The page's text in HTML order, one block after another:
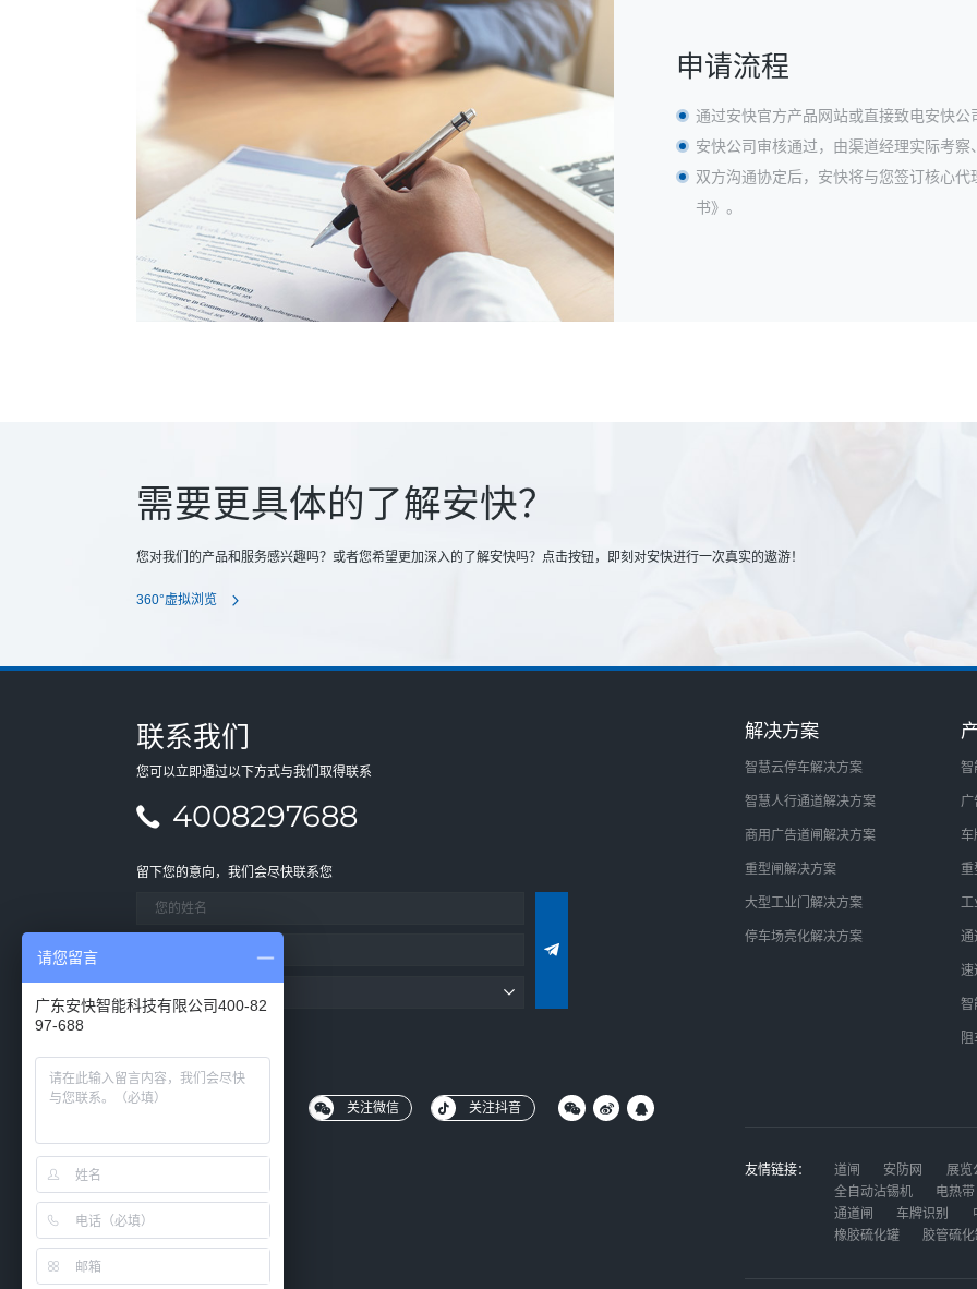
申请流程
通过安快官方产品网站或直接致电安快公
安快公司审核通过，由渠道经理实际考
双方沟通协定后，安快将与您签订核心
书》。
需要更具体的了解安快？
您对我们的产品和服务感兴趣吗？或者您希望更加深入的了解安快吗？点击按钮，即刻对安快进行一次真实的遨游！
360°虚拟浏览
联系我们
您可以立即通过以下方式与我们取得联系
4008297688
留下您的意向，我们会尽快联系您
关注微信 关注抖音
解决方案
智慧云停车解决方案
智慧人行通道解决方案
商用广告道闸解决方案
重型闸解决方案
大型工业门解决方案
停车场亮化解决方案
智
车
重
工
通
速
智
友情链接： 道闸 安防网
展览
全自动沾锡机
电热带
通道闸
车牌识别
橡胶硫化罐
胶管硫
请您留言
广东安快智能科技有限公司400-82
97-688